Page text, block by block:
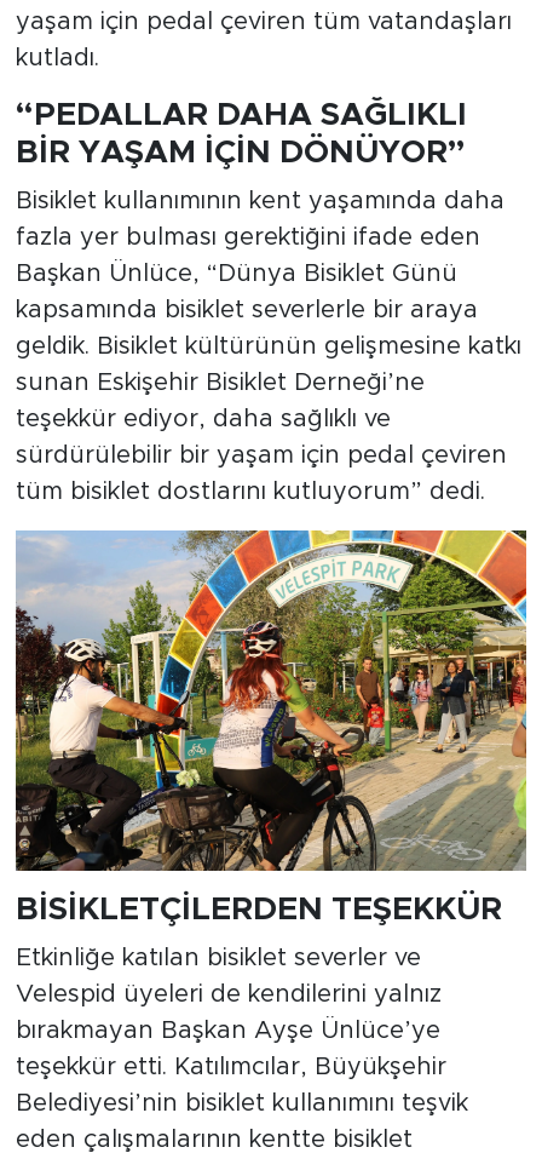
yaşam için pedal çeviren tüm vatandaşları
kutladı.
“PEDALLAR DAHA SAĞLIKLI
BİR YAŞAM İÇİN DÖNÜYOR”
Bisiklet kullanımının kent yaşamında daha
fazla yer bulması gerektiğini ifade eden
Başkan Ünlüce, “Dünya Bisiklet Günü
kapsamında bisiklet severlerle bir araya
geldik. Bisiklet kültürünün gelişmesine katkı
sunan Eskişehir Bisiklet Derneği’ne
teşekkür ediyor, daha sağlıklı ve
sürdürülebilir bir yaşam için pedal çeviren
tüm bisiklet dostlarını kutluyorum” dedi.
BİSİKLETÇİLERDEN TEŞEKKÜR
Etkinliğe katılan bisiklet severler ve
Velespid üyeleri de kendilerini yalnız
bırakmayan Başkan Ayşe Ünlüce’ye
teşekkür etti. Katılımcılar, Büyükşehir
Belediyesi’nin bisiklet kullanımını teşvik
eden çalışmalarının kentte bisiklet